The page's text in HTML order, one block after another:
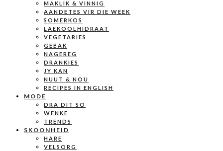
MAKLIK & VINNIG
AANDETES VIR DIE WEEK
SOMERKOS
LAEKOOLHIDRAAT
VEGETARIES
GEBAK
NAGEREG
DRANKIES
JY KAN
NUUT & NOU
RECIPES IN ENGLISH
MODE
DRA DIT SO
WENKE
TRENDS
SKOONHEID
HARE
VELSORG